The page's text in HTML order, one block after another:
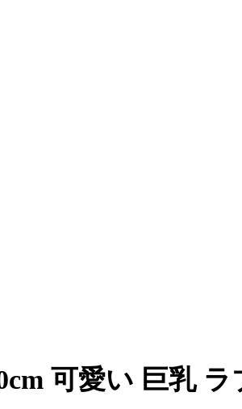
可愛い 巨乳 ラ